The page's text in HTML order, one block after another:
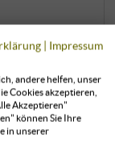
| Impressum
andere helfen, unser
Cookies akzeptieren,
Akzeptieren"
können Sie Ihre
in unserer